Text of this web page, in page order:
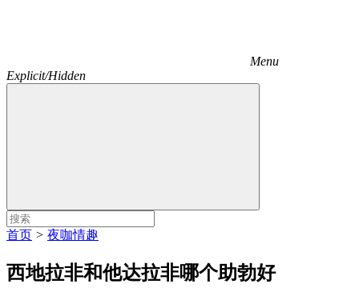
Menu
Explicit/Hidden
首页 > 夜咖情趣
西地拉非和他达拉非哪个助勃好